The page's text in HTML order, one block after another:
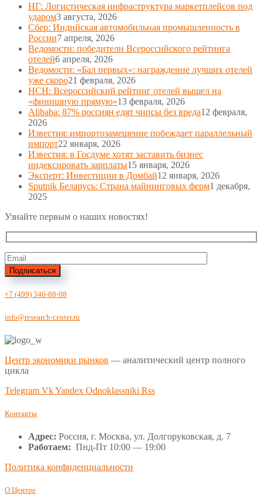
НГ: Логистическая инфраструктура маркетплейсов под
ударом3 августа, 2026
Сбер: Индийская автомобильная промышленность в
России7 апреля, 2026
Ведомости: победители Всероссийского рейтинга
отелей6 апреля, 2026
Ведомости: «Бал первых»: награждение лучших отелей
уже скоро21 февраля, 2026
НСН: Всероссийский рейтинг отелей вышел на
«финишную прямую»13 февраля, 2026
Alibaba: 87% россиян едят чипсы без вреда12 февраля,
2026
Известия: импортозамещение побеждает параллельный
импорт22 января, 2026
Известия: в Госдуме хотят заставить бизнес
индексировать зарплаты15 января, 2026
Эксперт: Инвестиции в Домбай12 января, 2026
Sputnik Беларусь: Страна майнинговых ферм1 декабря,
2025
Узнайте первым о наших новостях!
Подписаться
+7 (499) 346-88-08
info@research-center.ru
Центр экономики рынков — аналитический центр полного
цикла
Telegram VkYandex Odnoklassniki Rss
Контакты
Адрес: Россия, г. Москва, ул. Долгоруковская, д. 7
Работаем: Пнд-Пт 10:00 — 19:00
Политика конфиденциальности
О Центре